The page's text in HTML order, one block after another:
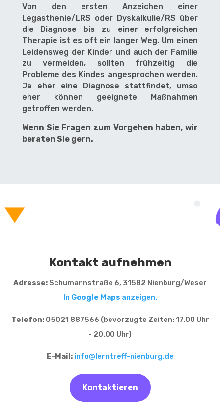
Von den ersten Anzeichen einer
Legasthenie/LRS oder Dyskalkulie/RS über
die Diagnose bis zu einer erfolgreichen
Therapie ist es oft ein langer Weg. Um einen
Leidensweg der Kinder und auch der Familie
zu vermeiden, sollten frühzeitig die
Probleme des Kindes angesprochen werden.
Je eher eine Diagnose stattfindet, umso
eher können geeignete Maßnahmen
getroffen werden.
Wenn Sie Fragen zum Vorgehen haben, wir
beraten Sie gern.
Kontakt aufnehmen
Adresse:Schumannstraße 6, 31582 Nienburg/Weser
In Google Maps anzeigen.
Telefon:05021 887566 (bevorzugte Zeiten: 17.00 Uhr
- 20.00 Uhr)
E-Mail: info@lerntreff-nienburg.de
Kontaktieren